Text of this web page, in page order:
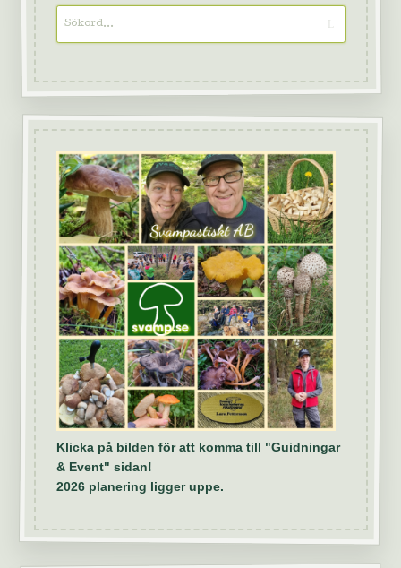
Klicka på bilden för att komma till "Guidningar
& Event" sidan!
2026 planering ligger uppe.